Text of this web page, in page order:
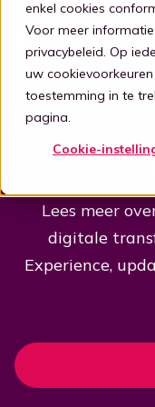
enkel cookies
Voor meer
privacybeleid. Op
uw
toestemming in te
pagina.
Cookie-
Platform
Intelligente
Eenvoudige
Stap 1:
Verbind al je apps
Stap 3: Intelligentie
Prijzen
Voor wie
Zorg
Ouderenzorg
Focus op de
Partners
digitale werkplek
Digitale
Lees meer
digitale
Experience,